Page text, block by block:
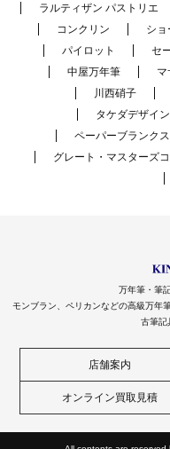
ラルティザン パストリエ
コンクリン
ショ
パイロット
セ
中屋万年筆
マ
川西硝子
タケダデザイ
ペーパーブランクス
グレート・マスターズ
万年筆・筆
モンブラン、ペリカンなどの高級万年
古筆記
店舗案内
オンライン買取見積